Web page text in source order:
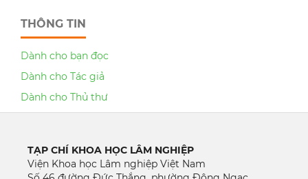
THÔNG TIN
Dành cho bạn đọc
Dành cho Tác giả
Dành cho Thủ thư
TẠP CHÍ KHOA HỌC LÂM NGHIỆP
Viện Khoa học Lâm nghiệp Việt Nam